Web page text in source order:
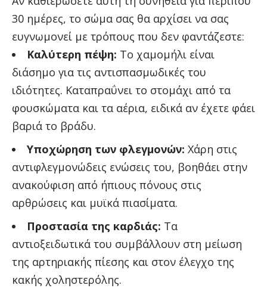
30 ημέρες, το σώμα σας θα αρχίσει να σας
ευγνωμονεί με τρόπους που δεν φαντάζεστε:
Καλύτερη πέψη: Το χαμομήλι είναι
διάσημο για τις αντισπασμωδικές του
ιδιότητες. Καταπραΰνει το στομάχι από τα
φουσκώματα και τα αέρια, ειδικά αν έχετε φάει
βαριά το βράδυ.
Υποχώρηση των φλεγμονών: Χάρη στις
αντιφλεγμονώδεις ενώσεις του, βοηθάει στην
ανακούφιση από ήπιους πόνους στις
αρθρώσεις και μυϊκά πιασίματα.
Προστασία της καρδιάς: Τα
αντιοξειδωτικά του συμβάλλουν στη μείωση
της αρτηριακής πίεσης και στον έλεγχο της
κακής χοληστερόλης.